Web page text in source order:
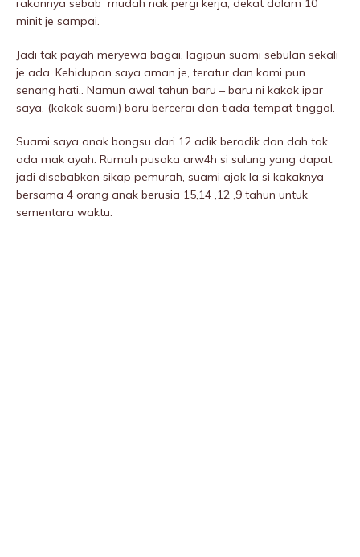
rakannya sebab mudah nak pergi kerja, dekat dalam 10
minit je sampai.
Jadi tak payah meryewa bagai, lagipun suami sebulan sekali
je ada. Kehidupan saya aman je, teratur dan kami pun
senang hati.. Namun awal tahun baru – baru ni kakak ipar
saya, (kakak suami) baru bercerai dan tiada tempat tinggal.
Suami saya anak bongsu dari 12 adik beradik dan dah tak
ada mak ayah. Rumah pusaka arw4h si sulung yang dapat,
jadi disebabkan sikap pemurah, suami ajak la si kakaknya
bersama 4 orang anak berusia 15,14 ,12 ,9 tahun untuk
sementara waktu.